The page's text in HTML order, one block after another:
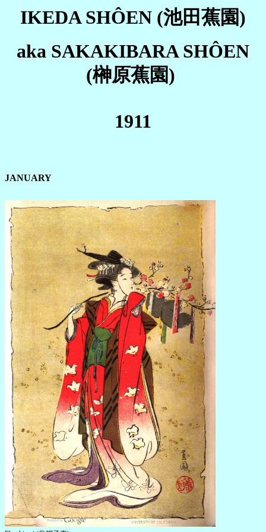
IKEDA SHÔEN (池田蕉園)
aka SAKAKIBARA SHÔEN
(榊原蕉園)
1911
JANUARY